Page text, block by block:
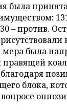
была
– против.
была
правящей
блока,